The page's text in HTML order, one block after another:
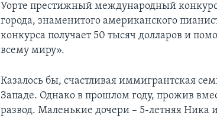
Уорте престижный международный
города, знаменитого американского
конкурса получает 50 тысяч долларов и
всему миру».
Казалось бы, счастливая иммигрантская
Западе. Однако в прошлом году, прожив
развод. Маленькие дочери – 5-летняя Ника